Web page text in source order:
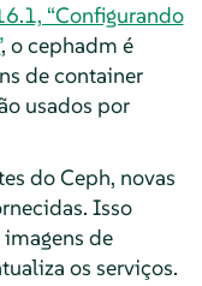
“Configurando
, o cephadm é
de container
usados por
do Ceph, novas
Isso
de
os serviços.